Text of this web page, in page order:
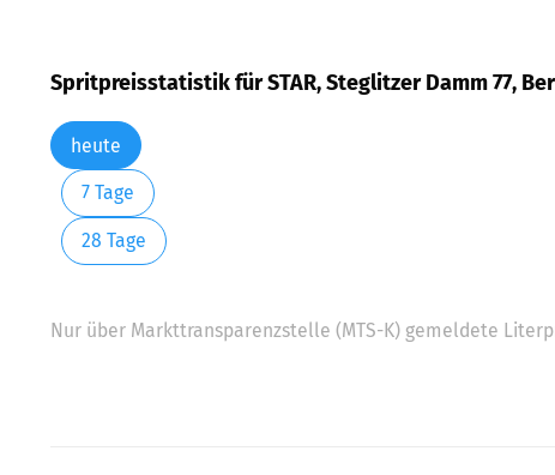
Spritpreisstatistik für STAR, Steglitzer Damm 77,
heute
7 Tage
28 Tage
Nur über Markttransparenzstelle (MTS-K) gemeldete